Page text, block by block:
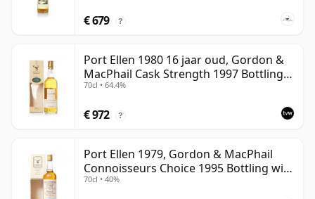
€ 679 ?
Port Ellen 1980 16 jaar oud, Gordon &
MacPhail Cask Strength 1997 Bottling
with Box
70cl • 64.4%
€ 972 ?
Port Ellen 1979, Gordon & MacPhail
Connoisseurs Choice 1995 Bottling with
Box
70cl • 40%